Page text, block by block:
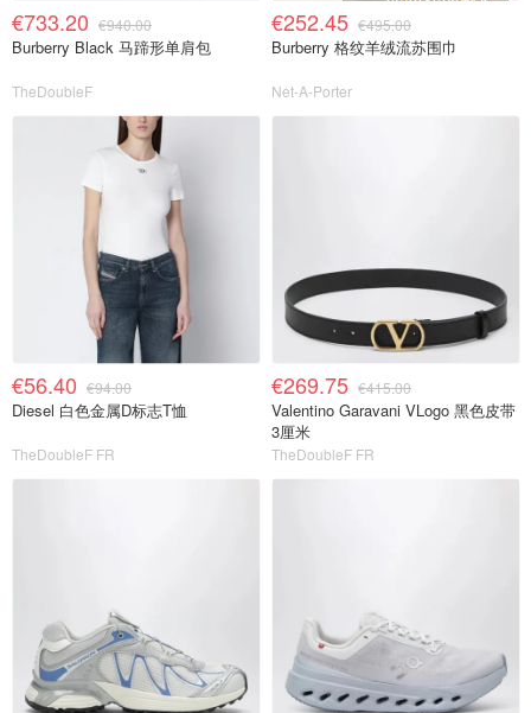
€733.20 €940.00
Burberry Black 马蹄形单肩包
TheDoubleF
€252.45 €495.00
Burberry 格纹羊绒流苏围巾
Net-A-Porter
€56.40 €94.00
Diesel 白色金属D标志T恤
TheDoubleF FR
€269.75 €415.00
Valentino Garavani VLogo 黑色皮带
3厘米
TheDoubleF FR